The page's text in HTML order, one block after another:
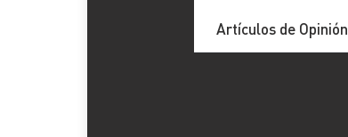
Artículos de Opinión